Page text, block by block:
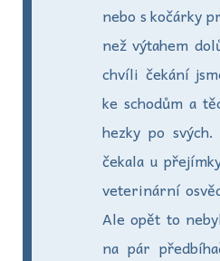
nebo s kočárky
než výtahem
chvíli čekání
ke schodům a
hezky po
čekala u
veterinární
Ale opět to
na pár